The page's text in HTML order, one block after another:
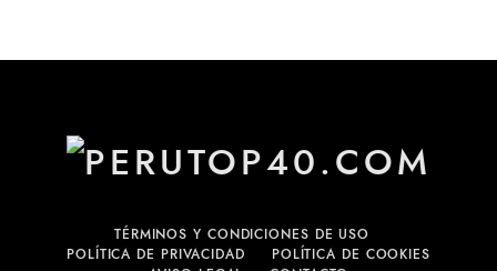
TÉRMINOS Y CONDICIONES DE USO
POLÍTICA DE PRIVACIDAD
POLÍTICA DE COOKIES